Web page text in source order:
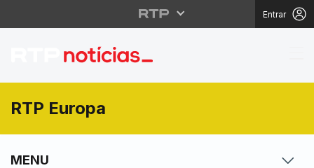
Entrar
Bruxelas.PT. Os
RTP Europa
MENU